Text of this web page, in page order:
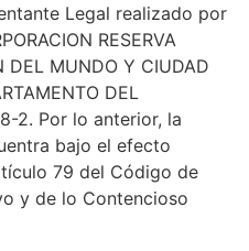
Legal realizado por
RESERVA
DEL MUNDO Y CIUDAD
DEL
2. Por lo anterior, la
bajo el efecto
79 del Código de
y de lo Contencioso